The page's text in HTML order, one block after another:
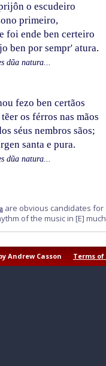
o escudeiro
primeiro,
e foi ende ben certeiro
ben por sempr' atura.
dũa natura...
fezo ben certãos
tẽer os férros nas mãos
séus nembros sãos;
santa e pura.
dũa natura...
are obvious candidates
of the music in [E]
Andrew Casson Terms of